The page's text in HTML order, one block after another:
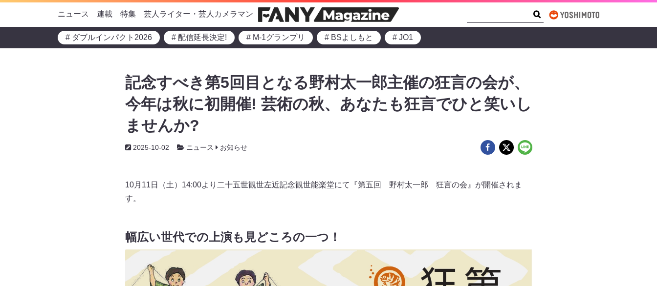
ニュース 連載 特集 芸人ライター・芸人カメラマン
# ダブルインパクト2026 # 配信延長決定! # M-1グランプリ # BSよしもと # JO1
記念すべき第5回目となる野村太一郎主催の狂言の会が、
今年は秋に初開催! 芸術の秋、あなたも狂言でひと笑いし
ませんか?
2025-10-02 ニュース お知らせ
10月11日（土）14:00より二十五世観世左近記念観世能楽堂にて『第五回 野村太一郎 狂言の会』が開催されま
す。
幅広い世代での上演も見どころの一つ！